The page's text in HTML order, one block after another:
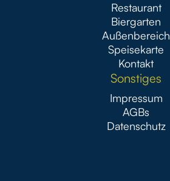
Restaurant
Biergarten
Außenbereich
Speisekarte
Kontakt
Sonstiges
Impressum
AGBs
Datenschutz